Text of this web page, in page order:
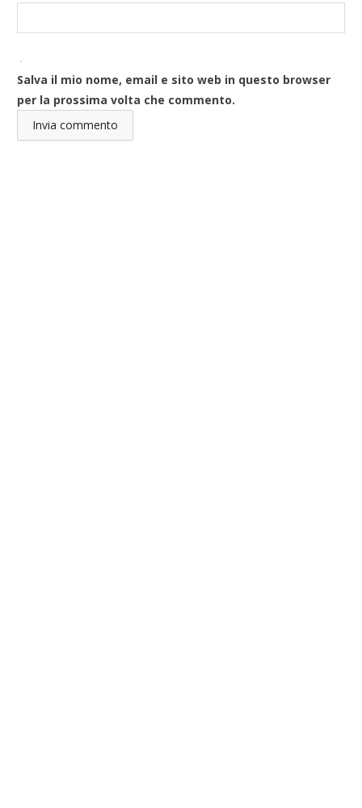
Salva il mio nome, email e sito web in questo browser
per la prossima volta che commento.